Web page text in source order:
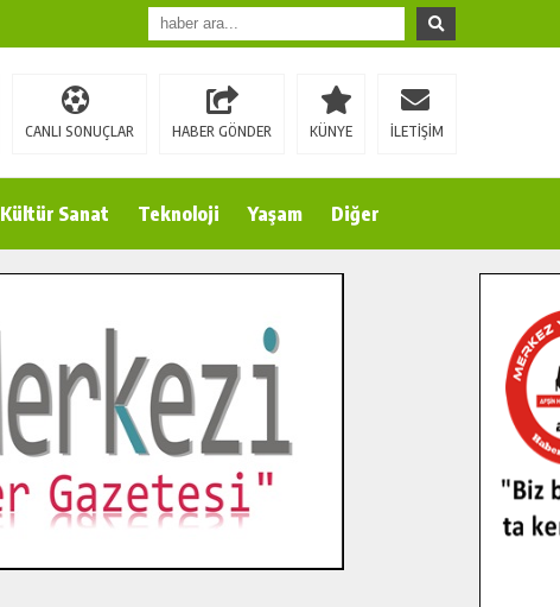
CANLI SONUÇLAR HABER GÖNDER KÜNYE İLETİŞİM
Kültür Sanat Teknoloji Yaşam Diğer